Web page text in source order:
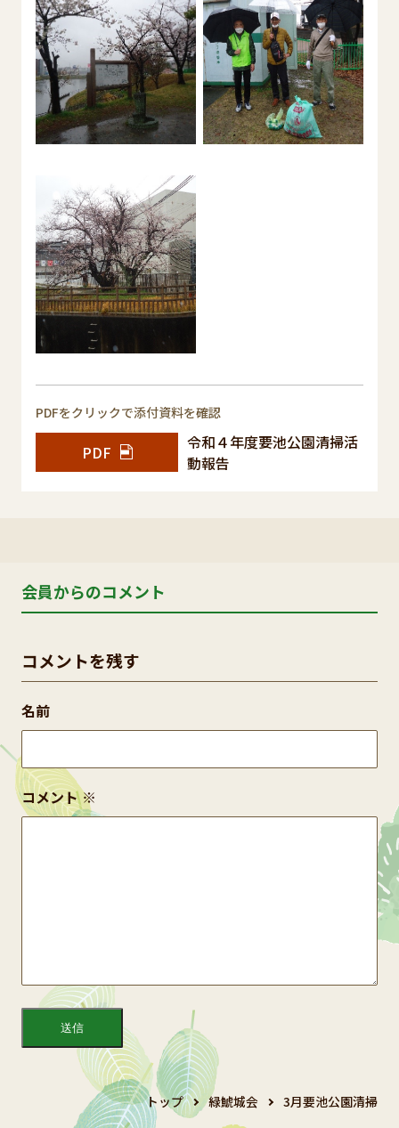
PDFをクリックで添付資料を確認
PDF
令和４年度要池公園清掃活
動報告
会員からのコメント
コメントを残す
コメント※
名前
トップ 緑鯱城会 3月要池公園清掃